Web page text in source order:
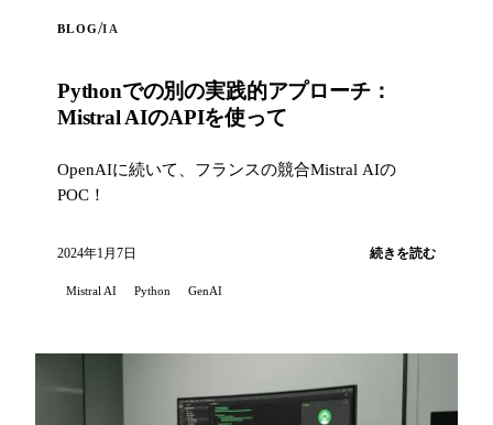
BLOG/IA
Pythonでの別の実践的アプローチ：
Mistral AIのAPIを使って
OpenAIに続いて、フランスの競合Mistral AIの
POC！
2024年1月7日 続きを読む
Mistral AI Python GenAI